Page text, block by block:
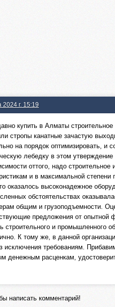
2024 г. 15:19
купить в Алматы
стропы канатные зачастую
на порядок оптимизировать, и
лебедку в этом
оттого, надо
и в максимальной
оказалось высоконадежное
обстоятельствах
общим и грузоподъемности.
предложения от опытной
строительного и промышленного
К тому же, в данной
исключения требованиям.
денежным расценкам,
написать комментарий!